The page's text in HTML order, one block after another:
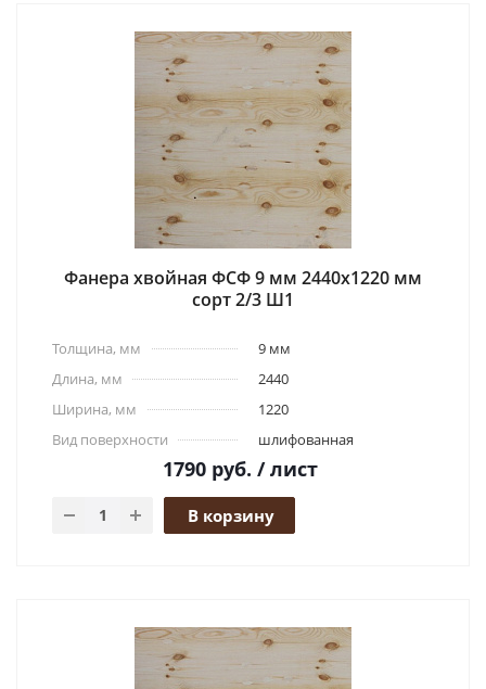
Фанера хвойная ФСФ 9 мм 2440x1220 мм
сорт 2/3 Ш1
Толщина, мм
9 мм
Длина, мм
2440
Ширина, мм
1220
Вид поверхности
шлифованная
1790 руб. / лист
В корзину